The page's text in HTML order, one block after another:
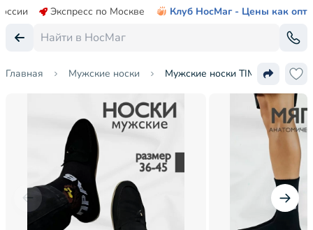
Экспресс по Москве Клуб НосМаг - Цены как опт
Главная Мужские носки Мужские носки TIME FIRE